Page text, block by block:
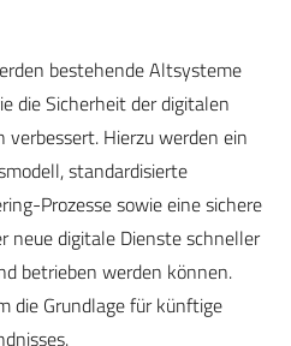
bestehende Altsysteme
die Sicherheit der digitalen
Hierzu werden ein
standardisierte
Prozesse sowie eine sichere
neue digitale Dienste schneller
betrieben werden können.
die Grundlage für künftige